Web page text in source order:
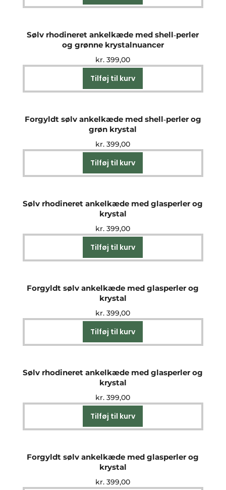
Sølv rhodineret ankelkæde med shell‑perler
og grønne krystalnuancer
kr. 399,00
Tilføj til kurv
Forgyldt sølv ankelkæde med shell‑perler og
grøn krystal
kr. 399,00
Tilføj til kurv
Sølv rhodineret ankelkæde med glasperler og
krystal
kr. 399,00
Tilføj til kurv
Forgyldt sølv ankelkæde med glasperler og
krystal
kr. 399,00
Tilføj til kurv
Sølv rhodineret ankelkæde med glasperler og
krystal
kr. 399,00
Tilføj til kurv
Forgyldt sølv ankelkæde med glasperler og
krystal
kr. 399,00